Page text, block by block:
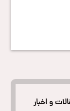
و اخبار